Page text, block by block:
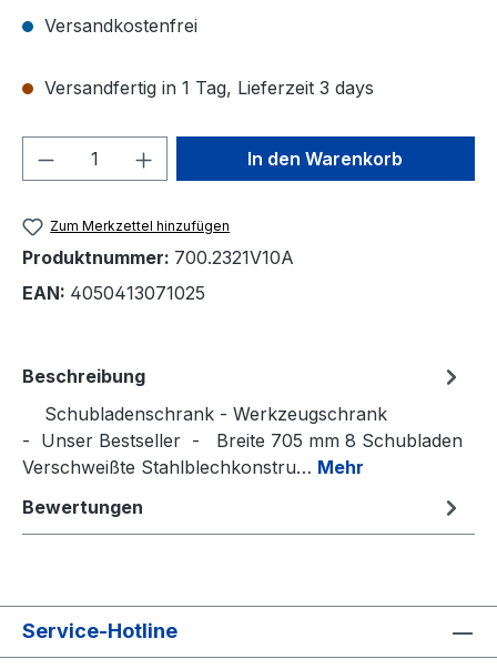
Versandkostenfrei
Versandfertig in 1 Tag, Lieferzeit 3 days
Produkt Anzahl: Gib denIn den Warenkorb
Zum Merkzettel hinzufügen
Produktnummer: 700.2321V10A
EAN: 4050413071025
Beschreibung
Schubladenschrank - Werkzeugschrank
- Unser Bestseller - Breite 705 mm 8 Schubladen
Verschweißte Stahlblechkonstru… Mehr
Bewertungen
Service-Hotline